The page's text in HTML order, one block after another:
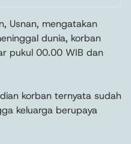
Usnan, mengatakan
dunia, korban
pukul 00.00 WIB dan
korban ternyata sudah
keluarga berupaya